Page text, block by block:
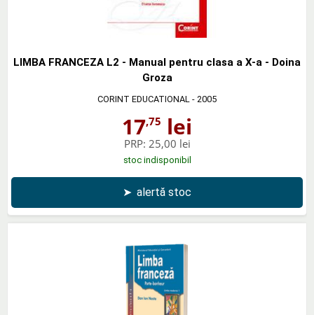
LIMBA FRANCEZA L2 - Manual pentru clasa a X-a - Doina
Groza
CORINT EDUCATIONAL - 2005
17,75 lei
PRP: 25,00 lei
stoc indisponibil
➤ alertă stoc